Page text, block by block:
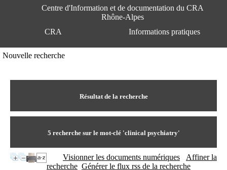
Centre d'Information et de documentation du CRA
Rhône-Alpes
CRA
Informations pratiques
Centre Hospitalier le Vinatier
Horaires
9h00-12h00 13h30-16h00
+33(0)4 37 91 54 65
Fax:+33(0)4 37 91 54 37
Nouvelle recherche
Résultat de la recherche
5 recherche sur le mot-clé 'clinical psychiatry'
Visionner les documents numériques
Affiner la
recherche Générer le flux rss de la recherche
e
n
o
m
t
n